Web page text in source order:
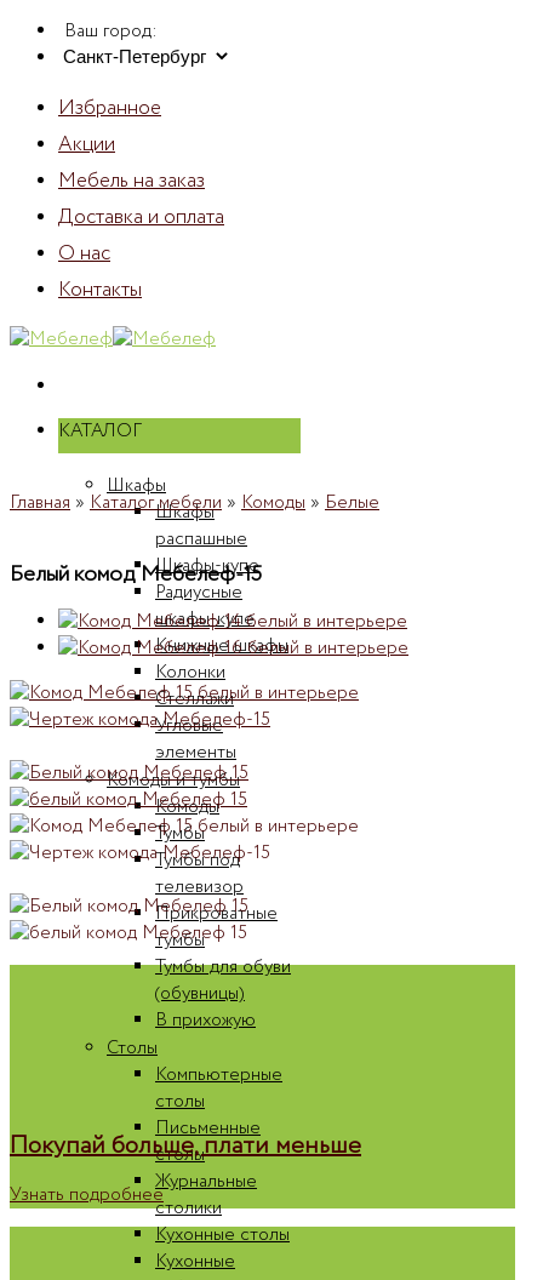
Skip
Ваш город:
Избранное
Акции
Мебель на заказ
Доставка и оплата
О нас
Контакты
КАТАЛОГ
Шкафы
Шкафы
распашные
Шкафы-купе
Радиусные
шкафы-купе
Книжные шкафы
Колонки
Стеллажи
Угловые
элементы
Комоды и тумбы
Комоды
Тумбы
Тумбы под
телевизор
Прикроватные
тумбы
Тумбы для обуви
(обувницы)
В прихожую
Столы
Компьютерные
столы
Письменные
столы
Журнальные
столики
Кухонные столы
Кухонные
Главная » Каталог мебели » Комоды » Белые
Белый комод Мебелеф-15
Покупай больше, плати меньше
Узнать подробнее